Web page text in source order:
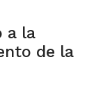
a la
de la